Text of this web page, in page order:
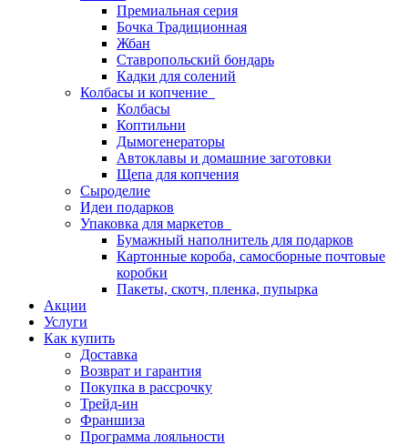
Премиальная серия
Бочка Традиционная
Жбан
Ставропольский бондарь
Кадки для солений
Колбасы и копчение
Колбасы
Коптильни
Дымогенераторы
Автоклавы и домашние заготовки
Щепа для копчения
Сыроделие
Идеи подарков
Упаковка для маркетов
Бумажный наполнитель для подарков
Картонные короба, самосборные почтовые
коробки
Пакеты, скотч, пленка, пупырка
Акции
Услуги
Как купить
Доставка
Возврат и гарантия
Покупка в рассрочку
Трейд-ин
Франшиза
Программа лояльности